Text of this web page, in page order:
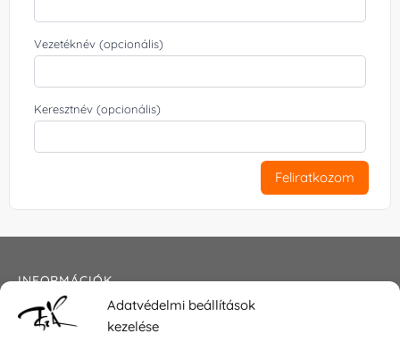
Adatvédelmi beállítások
kezelése
Vezetéknév (opcionális)
Keresztnév (opcionális)
Feliratkozom
INFORMÁCIÓK
Általános szerződési feltételek